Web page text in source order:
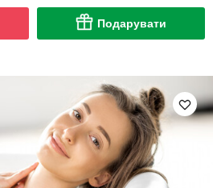
Подарувати